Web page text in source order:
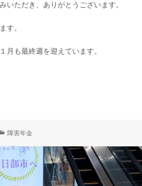
いただき、ありがとうございます。
す。
月も最終週を迎えています。
いただきたい…
カ
ゴ
リ
ー
障害年金